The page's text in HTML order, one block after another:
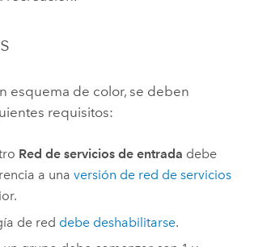
esquema de color, se deben
requisitos:
Red de servicios de entrada debe
a unaversión de red de servicios
de red debe deshabilitarse.